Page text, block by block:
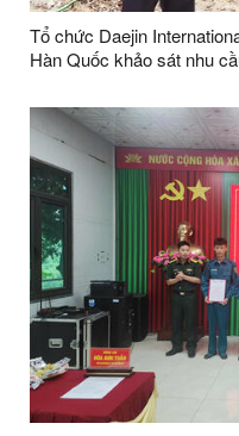
Tổ chức Daejin
Hàn Quốc khảo sát nhu